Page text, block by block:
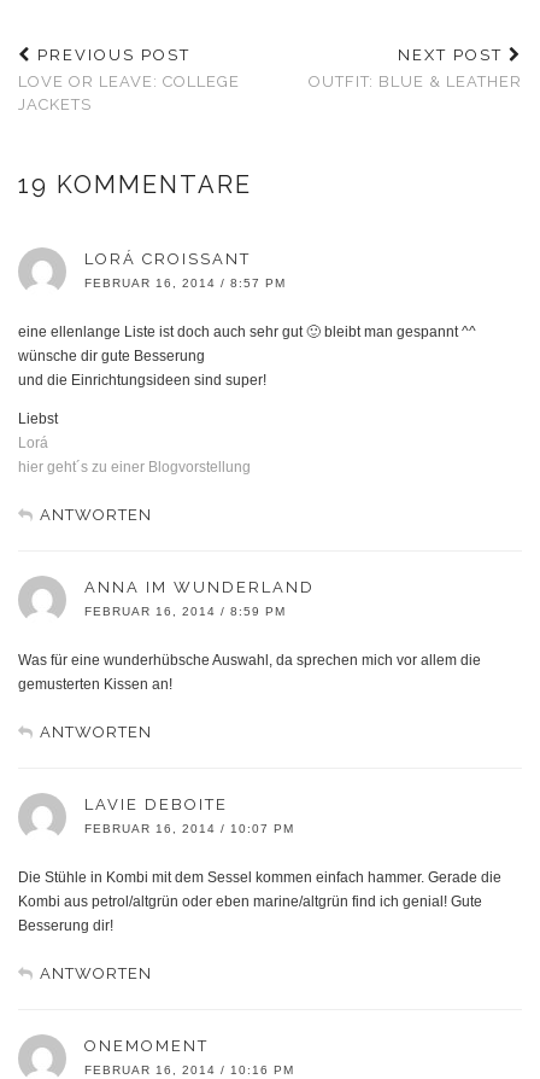
PREVIOUS POST
LOVE OR LEAVE: COLLEGE
JACKETS
NEXT POST
OUTFIT: BLUE & LEATHER
19 KOMMENTARE
LORÁ CROISSANT
FEBRUAR 16, 2014 / 8:57 PM
eine ellenlange Liste ist doch auch sehr gut 🙂 bleibt man gespannt ^^
wünsche dir gute Besserung
und die Einrichtungsideen sind super!
Liebst
Lorá
hier geht´s zu einer Blogvorstellung
ANTWORTEN
ANNA IM WUNDERLAND
FEBRUAR 16, 2014 / 8:59 PM
Was für eine wunderhübsche Auswahl, da sprechen mich vor allem die
gemusterten Kissen an!
ANTWORTEN
LAVIE DEBOITE
FEBRUAR 16, 2014 / 10:07 PM
Die Stühle in Kombi mit dem Sessel kommen einfach hammer. Gerade die
Kombi aus petrol/altgrün oder eben marine/altgrün find ich genial! Gute
Besserung dir!
ANTWORTEN
ONEMOMENT
FEBRUAR 16, 2014 / 10:16 PM